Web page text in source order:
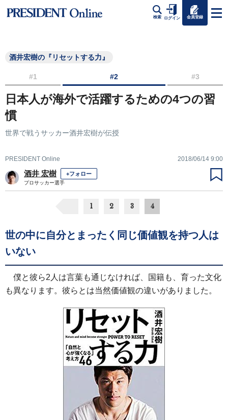
検索 ログイン 会員登録
酒井宏樹の『リセットする力』
#1 #2 #3
日本人が海外で活躍するための4つの習
慣
世界で戦うサッカー酒井宏樹が伝授
PRESIDENT Online 2018/06/14 9:00
酒井 宏樹 +フォロー
プロサッカー選手
1 2 3 4
世の中に自分とまったく同じ価値観を持つ人は
いない
僕と彼ら2人は言葉も通じなければ、国籍も、育った文化
も異なります。彼らとは当然価値観の違いがありました。